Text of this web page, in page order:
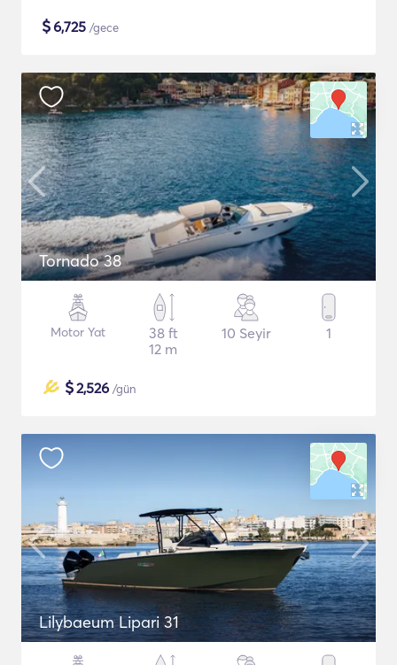
$6,725 /gece
Tornado 38
Motor Yat
38 ft
12 m
10 Seyir 1
$2,526 /gün
Lilybaeum Lipari 31